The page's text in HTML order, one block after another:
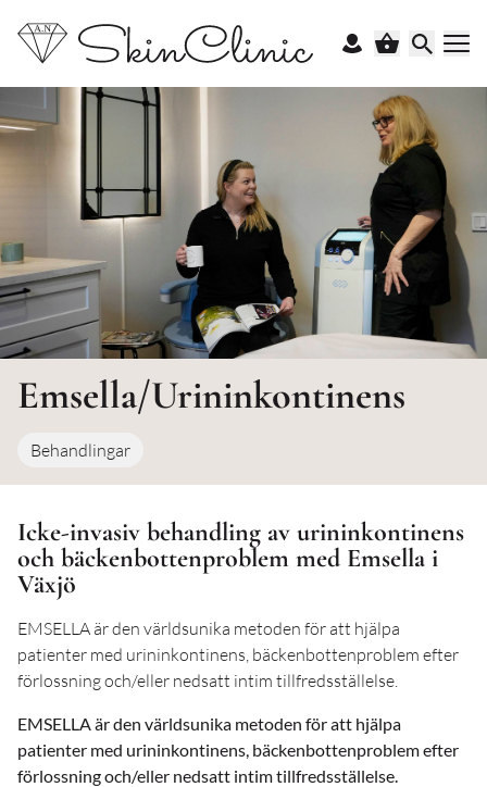
Emsella/Urininkontinens
Behandlingar
Icke-invasiv behandling av urininkontinens
och bäckenbottenproblem med Emsella i
Växjö
EMSELLA är den världsunika metoden för att hjälpa
patienter med urininkontinens, bäckenbottenproblem efter
förlossning och/eller nedsatt intim tillfredsställelse.
EMSELLA är den världsunika metoden för att hjälpa
patienter med urininkontinens, bäckenbottenproblem efter
förlossning och/eller nedsatt intim tillfredsställelse.